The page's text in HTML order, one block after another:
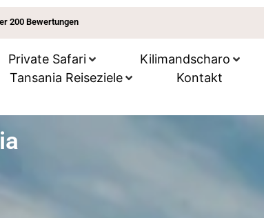
200 Bewertungen
Private Safari Kilimandscharo
Tansania Reiseziele
Kontakt